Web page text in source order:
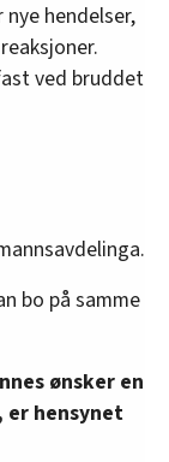
127
og de
hendelser,
ved bruddet
bo på samme
ønsker en
er hensynet